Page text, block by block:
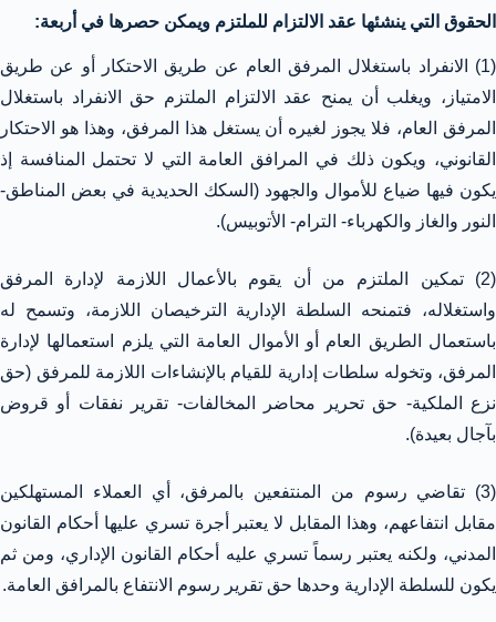
الحقوق التي ينشئها عقد الالتزام للملتزم ويمكن حصرها في أربعة:
(1) الانفراد باستغلال المرفق العام عن طريق الاحتكار أو عن طريق
الامتياز، ويغلب أن يمنح عقد الالتزام الملتزم حق الانفراد باستغلال
المرفق العام، فلا يجوز لغيره أن يستغل هذا المرفق، وهذا هو الاحتكار
القانوني، ويكون ذلك في المرافق العامة التي لا تحتمل المنافسة إذ
يكون فيها ضياع للأموال والجهود (السكك الحديدية في بعض المناطق-
النور والغاز والكهرباء- الترام- الأتوبيس).
(2) تمكين الملتزم من أن يقوم بالأعمال اللازمة لإدارة المرفق
واستغلاله، فتمنحه السلطة الإدارية الترخيصان اللازمة، وتسمح له
باستعمال الطريق العام أو الأموال العامة التي يلزم استعمالها لإدارة
المرفق، وتخوله سلطات إدارية للقيام بالإنشاءات اللازمة للمرفق (حق
نزع الملكية- حق تحرير محاضر المخالفات- تقرير نفقات أو قروض
بآجال بعيدة).
(3) تقاضي رسوم من المنتفعين بالمرفق، أي العملاء المستهلكين
مقابل انتفاعهم، وهذا المقابل لا يعتبر أجرة تسري عليها أحكام القانون
المدني، ولكنه يعتبر رسماً تسري عليه أحكام القانون الإداري، ومن ثم
يكون للسلطة الإدارية وحدها حق تقرير رسوم الانتفاع بالمرافق العامة.